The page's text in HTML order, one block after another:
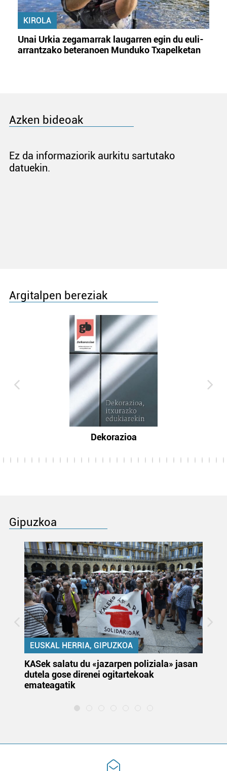
KIROLA
Unai Urkia zegamarrak laugarren egin du euli-
arrantzako beteranoen Munduko Txapelketan
Azken bideoak
Ez da informaziorik aurkitu sartutako
datuekin.
Argitalpen bereziak
Dekorazioa
Gipuzkoa
EUSKAL HERRIA, GIPUZKOA
KASek salatu du «jazarpen poliziala» jasan
dutela gose direnei ogitartekoak
emateagatik